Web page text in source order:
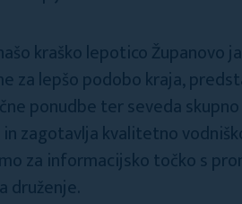
kraško lepotico Županovo
za lepšo podobo kraja,
ponudbe ter seveda
zagotavlja kvalitetno
za informacijsko točko s
druženje.